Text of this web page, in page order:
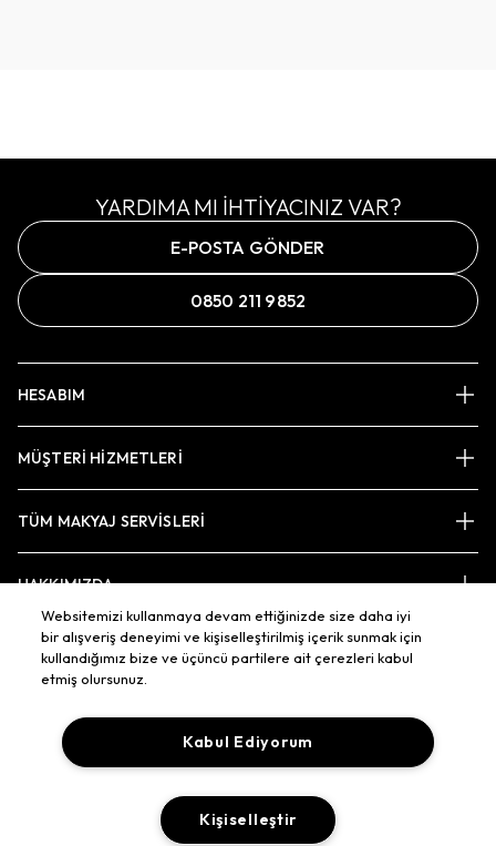
YARDIMA MI İHTİYACINIZ VAR?
E-POSTA GÖNDER
0850 211 9852
HESABIM
MÜŞTERİ HİZMETLERİ
TÜM MAKYAJ SERVİSLERİ
HAKKIMIZDA
HÜKÜM/SORUMLULUKLARŞARTLAR/KOŞULLAR
TAKLİTLERE KARŞI EĞİTİMSİTE ÇEREZ YÖNETİMİ
© MAKYAJ SANATI TÜM HAKLARI SAKLIDIR.
Websitemizi kullanmaya devam ettiğinizde size daha iyi
bir alışveriş deneyimi ve kişiselleştirilmiş içerik sunmak için
kullandığımız bize ve üçüncü partilere ait çerezleri kabul
etmiş olursunuz.
Kabul Ediyorum
Kişiselleştir